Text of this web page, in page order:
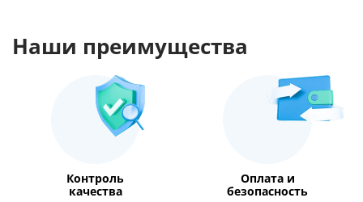
Наши преимущества
Контроль
качества
Оплата и
безопасность